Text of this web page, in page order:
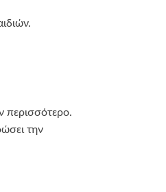
περισσότερο.
την